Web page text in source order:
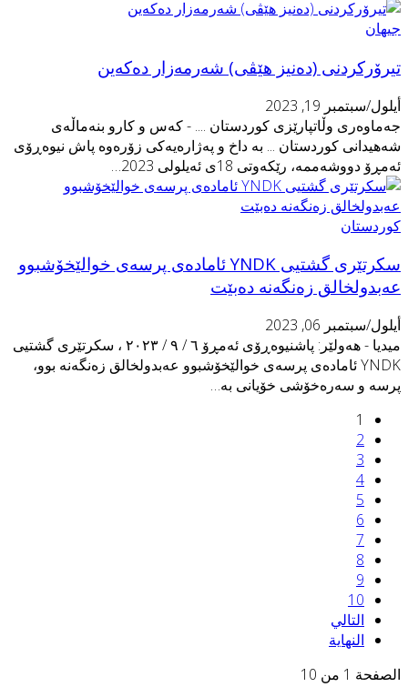
(دەنیز هێڤى) شەرمەزار دەکەین
سبتمبر 19, 2023
وڵاتپارێزى کوردستان .... - کەس و کارو بنەماڵەى
کوردستان ... بە داخ و پەژارەیەکى زۆرەوە پاش نیوەڕۆی
دووشەممە، رێکەوتى 18ی ئەیلولی 2023…
سکرتێرى گشتیى YNDK ئامادەى پرسەى خوالێخۆشبوو
زەنگەنە دەبێت
سبتمبر 06, 2023
ميديا - هەولێر: پاشنیوەڕۆى ئەمڕۆ ٦ / ٩ / ٢٠٢٣ ، سکرتێرى گشتیى
YNDK ئامادەى پرسەى خوالێخۆشبوو عەبدولخالق زەنگەنە بوو،
و سەرەخۆشى خۆیانى بە…
10
التالي
النهاية
1 من 10